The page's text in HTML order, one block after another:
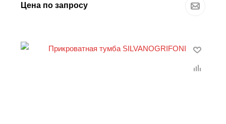
Цена по запросу